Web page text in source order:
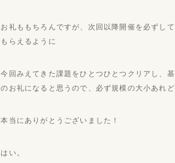
お礼ももちろんですが、次回以降開催を必ずし
もらえるように
今回みえてきた課題をひとつひとつクリアし、
のお礼になると思うので、必ず規模の大小あれ
本当にありがとうございました！
はい。